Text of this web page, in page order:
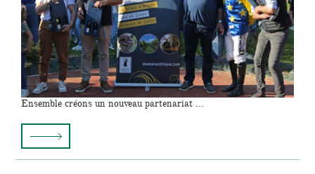
Ensemble créons un nouveau partenariat ...